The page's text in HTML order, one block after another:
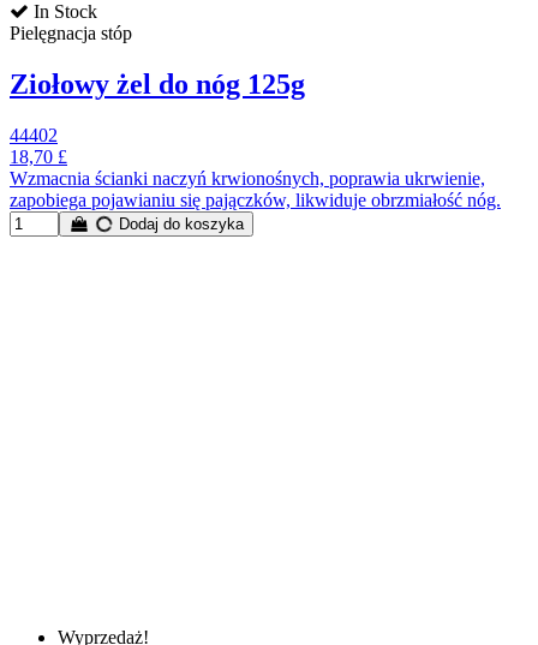
In Stock
Pielęgnacja stóp
Ziołowy żel do nóg 125g
44402
18,70 £
Wzmacnia ścianki naczyń krwionośnych, poprawia ukrwienie,
zapobiega pojawianiu się pajączków, likwiduje obrzmiałość nóg.
Dodaj do koszyka
Wyprzedaż!